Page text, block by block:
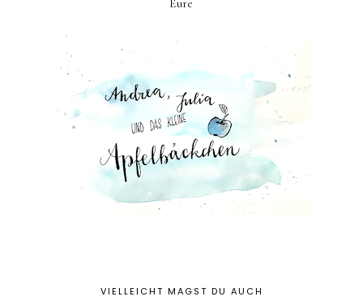
Eure
VIELLEICHT MAGST DU AUCH